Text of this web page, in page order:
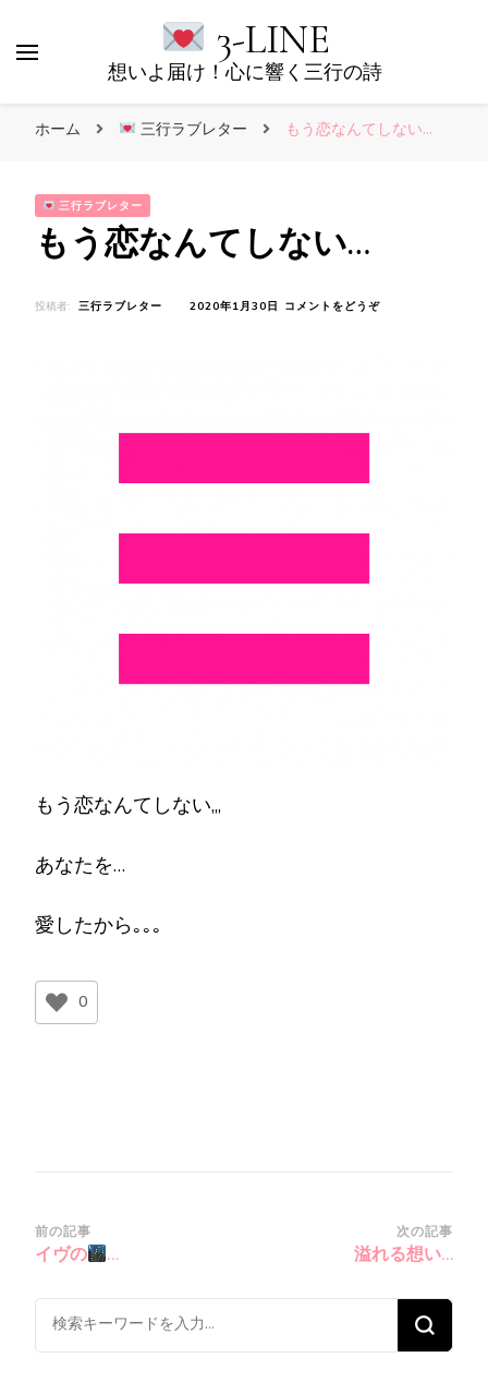
3-LINE
想いよ届け！心に響く三行の詩
ホーム 三行ラブレター もう恋なんてしない…
三行ラブレター
もう恋なんてしない…
投稿者: 三行ラブレター 2020年1月30日 コメントをどうぞ(も
もう恋なんてしない,,,
あなたを…
愛したから｡｡｡
0
投
稿
ナ
ビ
ゲ
前の記事
イヴの …
次の記事
溢れる想い…
な
に